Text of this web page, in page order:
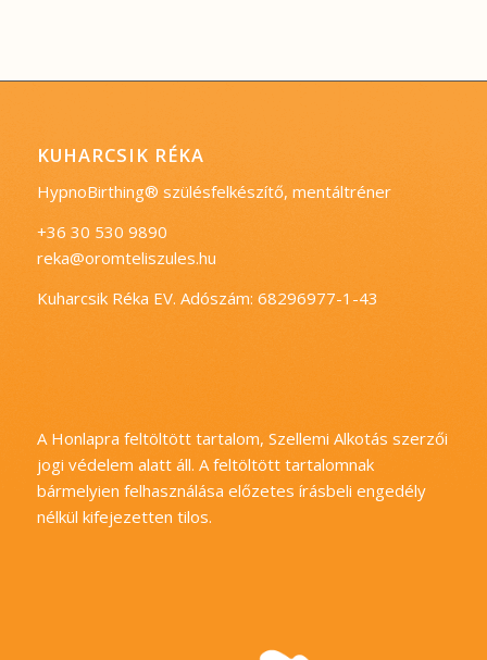
KUHARCSIK RÉKA
HypnoBirthing® szülésfelkészítő, mentáltréner
+36 30 530 9890
reka@oromteliszules.hu
Kuharcsik Réka EV. Adószám: 68296977-1-43
A Honlapra feltöltött tartalom, Szellemi Alkotás szerzői
jogi védelem alatt áll. A feltöltött tartalomnak
bármelyien felhasználása előzetes írásbeli engedély
nélkül kifejezetten tilos.